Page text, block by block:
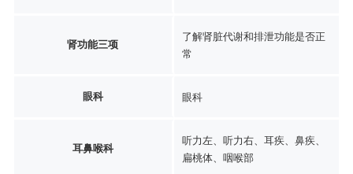
肾功能三项
了解肾脏代谢和排泄功能是否正
常
眼科 眼科
耳鼻喉科
听力左、听力右、耳疾、鼻疾、
扁桃体、咽喉部